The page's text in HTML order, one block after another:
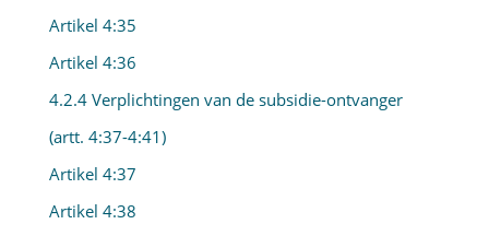
Artikel 4:35
Artikel 4:36
4.2.4 Verplichtingen van de subsidie-ontvanger
(artt. 4:37-4:41)
Artikel 4:37
Artikel 4:38